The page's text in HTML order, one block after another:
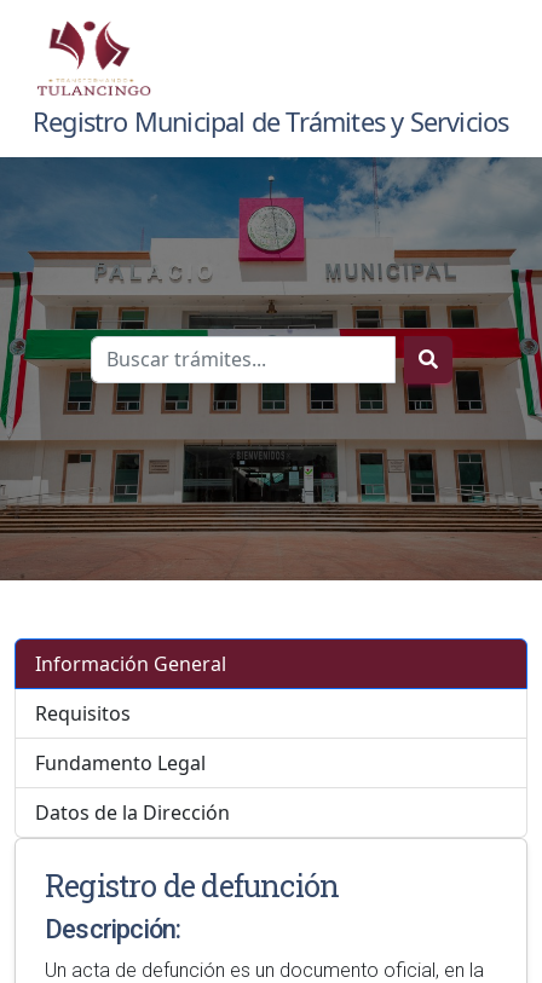
Registro Municipal de Trámites y Servicios
Información General
Requisitos
Fundamento Legal
Datos de la Dirección
Registro de defunción
Descripción:
Un acta de defunción es un documento oficial, en la